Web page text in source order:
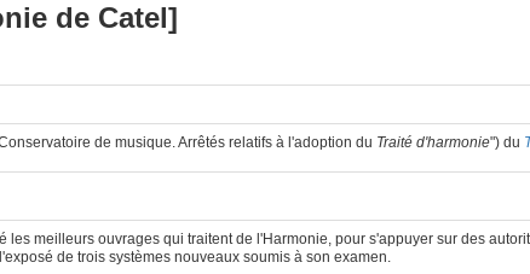
de Catel]
de musique. Arrêtés relatifs à l'adoption du Traité d'harmonie") du
les meilleurs ouvrages qui traitent de l'Harmonie, pour s'appuyer sur des
de trois systèmes nouveaux soumis à son examen.